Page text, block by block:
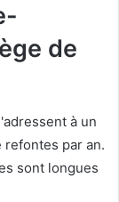
de
à un
refontes par an.
sont longues